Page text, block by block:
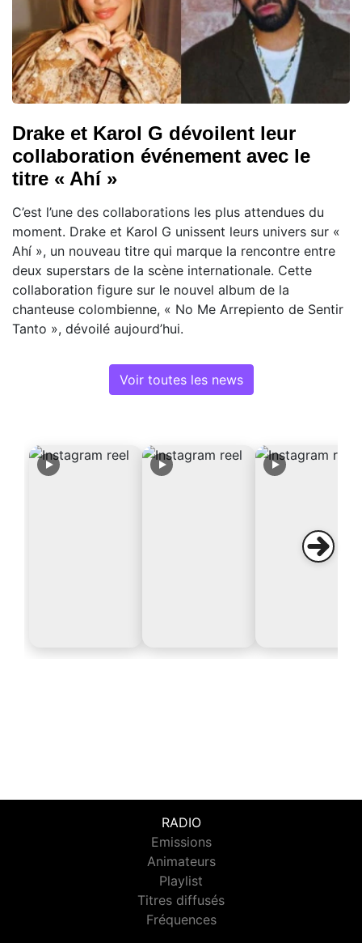
Drake et Karol G dévoilent leur
collaboration événement avec le
titre « Ahí »
C’est l’une des collaborations les plus attendues du
moment. Drake et Karol G unissent leurs univers sur «
Ahí », un nouveau titre qui marque la rencontre entre
deux superstars de la scène internationale. Cette
collaboration figure sur le nouvel album de la
chanteuse colombienne, « No Me Arrepiento de Sentir
Tanto », dévoilé aujourd’hui.
Voir toutes les news
RADIO
Emissions
Animateurs
Playlist
Titres diffusés
Fréquences